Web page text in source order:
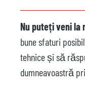
Model
Anul
Presă de tăiat
Nu puteți veni la
bune sfaturi
tehnice și să
dumneavoastră